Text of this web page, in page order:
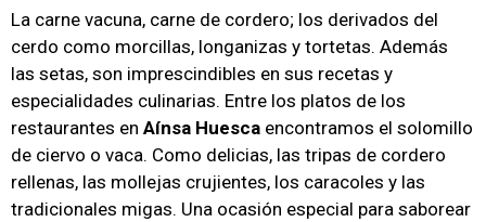
La carne vacuna, carne de cordero; los derivados del
cerdo como morcillas, longanizas y tortetas. Además
las setas, son imprescindibles en sus recetas y
especialidades culinarias. Entre los platos de los
restaurantes en Aínsa Huesca encontramos el solomillo
de ciervo o vaca. Como delicias, las tripas de cordero
rellenas, las mollejas crujientes, los caracoles y las
tradicionales migas. Una ocasión especial para saborear